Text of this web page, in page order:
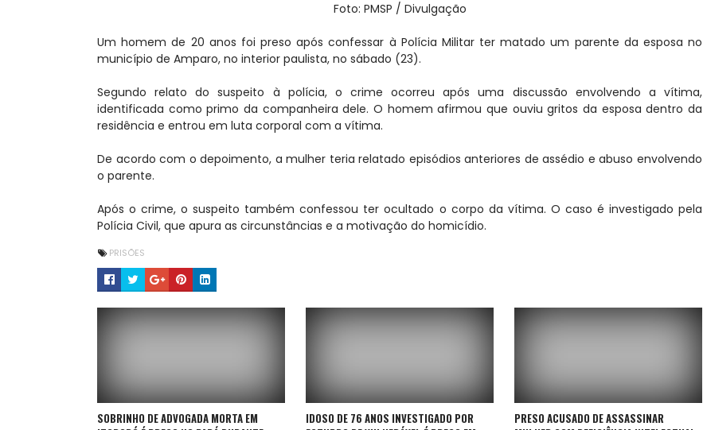
Foto: PMSP / Divulgação
Um homem de 20 anos foi preso após confessar à Polícia Militar ter matado um parente da esposa no
município de Amparo, no interior paulista, no sábado (23).
Segundo relato do suspeito à polícia, o crime ocorreu após uma discussão envolvendo a vítima,
identificada como primo da companheira dele. O homem afirmou que ouviu gritos da esposa dentro da
residência e entrou em luta corporal com a vítima.
De acordo com o depoimento, a mulher teria relatado episódios anteriores de assédio e abuso envolvendo
o parente.
Após o crime, o suspeito também confessou ter ocultado o corpo da vítima. O caso é investigado pela
Polícia Civil, que apura as circunstâncias e a motivação do homicídio.
PRISÕES
SOBRINHO DE ADVOGADA MORTA EM
IDOSO DE 76 ANOS INVESTIGADO POR
PRESO ACUSADO DE ASSASSINAR